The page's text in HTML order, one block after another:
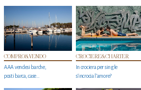
COMPRO&VENDO
AAA vendesi barche,
posti barca, case…
CROCIERE&CHARTER
In crociera per single
s'incrocia l’amore?